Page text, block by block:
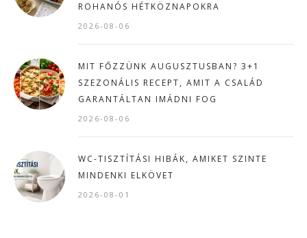
ROHANÓS HÉTKÖZNAPOKRA
2026-08-06
MIT FŐZZÜNK AUGUSZTUSBAN? 3+1
SZEZONÁLIS RECEPT, AMIT A CSALÁD
GARANTÁLTAN IMÁDNI FOG
2026-08-06
WC-TISZTÍTÁSI HIBÁK, AMIKET SZINTE
MINDENKI ELKÖVET
2026-08-01